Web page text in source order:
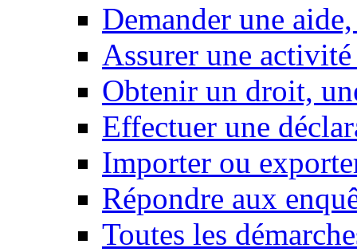
Demander une
Assurer une
Obtenir un droit,
Effectuer une
Importer ou
Répondre aux
Toutes les